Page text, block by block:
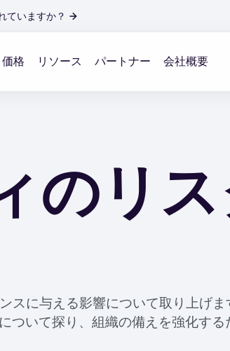
ていますか？ →
価格 リソース パートナー 会社概要
のリ
スに与える影響について取り上げ
ついて探り、組織の備えを強化す